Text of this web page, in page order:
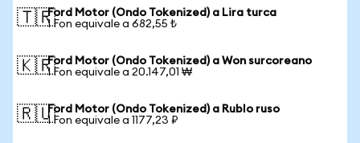
🇹🇷Ford Motor (Ondo Tokenized) a Lira turca
1 Fon equivale a 682,55 ₺
🇰🇷Ford Motor (Ondo Tokenized) a Won surcoreano
1 Fon equivale a 20.147,01 ₩
🇷🇺Ford Motor (Ondo Tokenized) a Rublo ruso
1 Fon equivale a 1177,23 ₽